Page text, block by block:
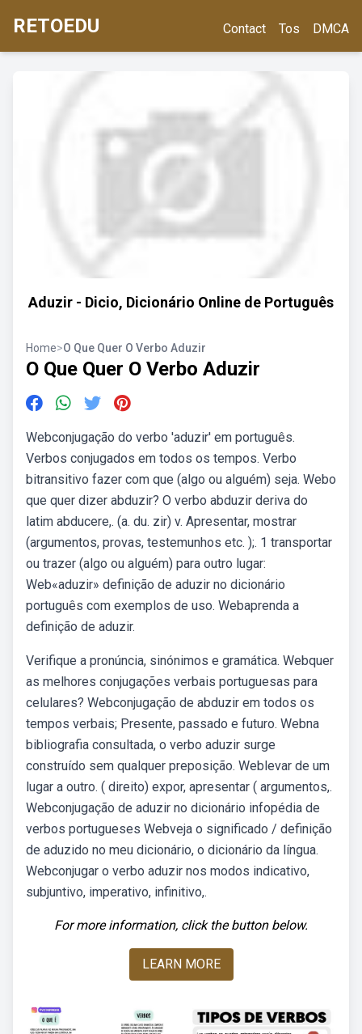
RETOEDU Contact Tos DMCA
Aduzir - Dicio, Dicionário Online de Português
Home>O Que Quer O Verbo Aduzir
O Que Quer O Verbo Aduzir
Webconjugação do verbo 'aduzir' em português.
Verbos conjugados em todos os tempos. Verbo
bitransitivo fazer com que (algo ou alguém) seja. Webo
que quer dizer abduzir? O verbo abduzir deriva do
latim abducere,. (a. du. zir) v. Apresentar, mostrar
(argumentos, provas, testemunhos etc. );. 1 transportar
ou trazer (algo ou alguém) para outro lugar:
Web«aduzir» definição de aduzir no dicionário
português com exemplos de uso. Webaprenda a
definição de aduzir.
Verifique a pronúncia, sinónimos e gramática. Webquer
as melhores conjugações verbais portuguesas para
celulares? Webconjugação de abduzir em todos os
tempos verbais; Presente, passado e futuro. Webna
bibliografia consultada, o verbo aduzir surge
construído sem qualquer preposição. Weblevar de um
lugar a outro. ( direito) expor, apresentar ( argumentos,.
Webconjugação de aduzir no dicionário infopédia de
verbos portugueses Webveja o significado / definição
de aduzido no meu dicionário, o dicionário da língua.
Webconjugar o verbo aduzir nos modos indicativo,
subjuntivo, imperativo, infinitivo,.
For more information, click the button below.
LEARN MORE